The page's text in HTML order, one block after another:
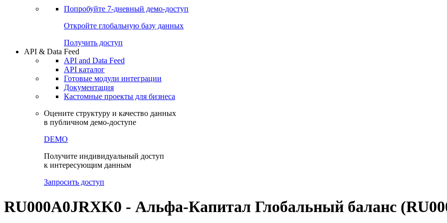
Попробуйте 7-дневный демо-доступ
Откройте глобальную базу данных
Получить доступ
API & Data Feed
API and Data Feed
API каталог
Готовые модули интеграции
Документация
Кастомные проекты для бизнеса
Оцените структуру и качество данных
в публичном демо-доступе
DEMO
Получите индивидуальный доступ
к интересующим данным
Запросить доступ
RU000A0JRXK0 - Альфа-Капитал Глобальный баланс